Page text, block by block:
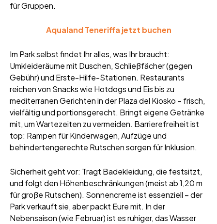
für Gruppen.
Aqualand Teneriffa jetzt buchen
Im Park selbst findet Ihr alles, was Ihr braucht:
Umkleideräume mit Duschen, Schließfächer (gegen
Gebühr) und Erste-Hilfe-Stationen. Restaurants
reichen von Snacks wie Hotdogs und Eis bis zu
mediterranen Gerichten in der Plaza del Kiosko – frisch,
vielfältig und portionsgerecht. Bringt eigene Getränke
mit, um Wartezeiten zu vermeiden. Barrierefreiheit ist
top: Rampen für Kinderwagen, Aufzüge und
behindertengerechte Rutschen sorgen für Inklusion.
Sicherheit geht vor: Tragt Badekleidung, die festsitzt,
und folgt den Höhenbeschränkungen (meist ab 1,20 m
für große Rutschen). Sonnencreme ist essenziell – der
Park verkauft sie, aber packt Eure mit. In der
Nebensaison (wie Februar) ist es ruhiger, das Wasser